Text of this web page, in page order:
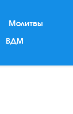
Молитвы
ВДМ